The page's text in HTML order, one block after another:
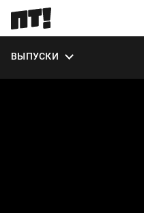
ВЫПУСКИ
УЧАСТНИКИ
О СЕЗОНЕ